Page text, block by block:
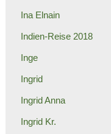
Ina Elnain
Indien-Reise 2018
Inge
Ingrid
Ingrid Anna
Ingrid Kr.